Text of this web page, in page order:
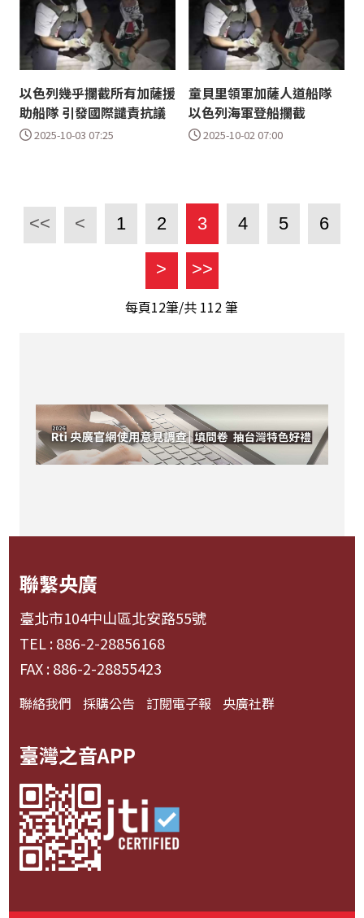
以色列幾乎攔截所有加薩援
助船隊 引發國際譴責抗議
2025-10-03 07:25
童貝里領軍加薩人道船隊
以色列海軍登船攔截
2025-10-02 07:00
<< < 1 2 3 4 5 6
> >>
每頁12筆/共 112筆
聯繫央廣
臺北市104中山區北安路55號
TEL : 886-2-28856168
FAX : 886-2-28855423
聯絡我們 採購公告 訂閱電子報 央廣社群
臺灣之音APP